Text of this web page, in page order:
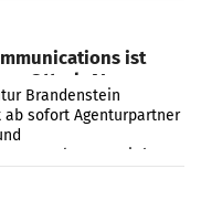
ist
OtterlyAI
Brandenstein
sofort Agenturpartner
OtterlyAI. Damit baut